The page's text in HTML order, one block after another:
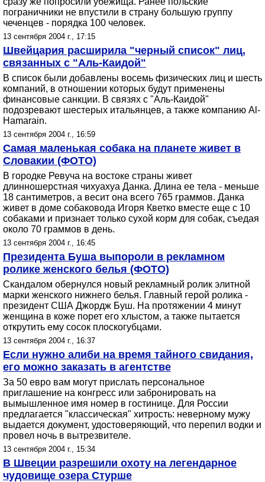
пограничники не впустили в страну большую группу
чеченцев - порядка 100 человек.
13 сентября 2004 г., 17:15
Швейцария расширила "черный список" лиц,
связанных с "Аль-Каидой"
В список были добавлены восемь физических лиц и шесть
компаний, в отношении которых будут применены
финансовые санкции. В связях с "Аль-Каидой"
подозревают шестерых итальянцев, а также компанию Al-
Нamarain.
13 сентября 2004 г., 16:59
Самая маленькая собака на планете живет в
Словакии (ФОТО)
В городке Ревуча на востоке страны живет
длинношерстная чихуахуа Данка. Длина ее тела - меньше
18 сантиметров, а весит она всего 765 граммов. Данка
живет в доме собаковода Игоря Кветко вместе еще с 10
собаками и признает только сухой корм для собак, съедая
около 70 граммов в день.
13 сентября 2004 г., 16:45
Президента Буша выпороли в рекламном
ролике женского белья (ФОТО)
Скандалом обернулся новый рекламный ролик элитной
марки женского нижнего белья. Главный герой ролика -
президент США Джордж Буш. На протяжении 4 минут
женщина в коже порет его хлыстом, а также пытается
открутить ему сосок плоскогубцами.
13 сентября 2004 г., 16:37
Если нужно алиби на время тайного свидания,
его можно заказать в агентстве
За 50 евро вам могут прислать персональное
приглашение на конгресс или забронировать на
вымышленное имя номер в гостинице. Для России
предлагается "классическая" хитрость: неверному мужу
выдается документ, удостоверяющий, что перепил водки и
провел ночь в вытрезвителе.
13 сентября 2004 г., 15:34
В Швеции разрешили охоту на легендарное
чудовище озера Стурше